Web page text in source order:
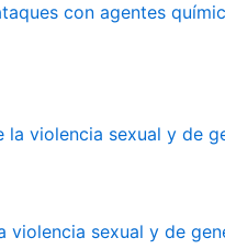
con agentes
violencia sexual y de